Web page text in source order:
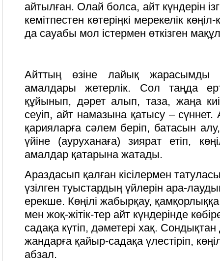
айтылған. Олай болса, айт күндерін
кемітпестен көтеріңкі мерекелік
да сауабы мол істермен өткізген
Айттың өзіне лайық
амалдары жетерлік. Сол таңда
құйынып, дәрет алып, таза, жаңа
сеуіп, айт намазына қатысу –
қарияларға сәлем беріп, батасын алу,
үйіне (ауруханаға) зиярат етіп,
амалдар қатарына жатады.
Араздасып қалған кісілермен
үзілген туыстардың үйлерін ара-
ерекше. Көңілі жабырқау,
мен жоқ-жітік-тер айт күндерінде
садақа күтіп, дәметері хақ.
жандарға қайыр-садақа үлестіріп,
абзал.